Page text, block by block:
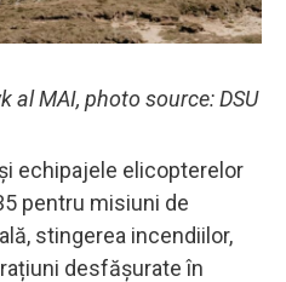
al MAI, photo source: DSU
echipajele elicopterelor
pentru misiuni de
stingerea incendiilor,
desfășurate în